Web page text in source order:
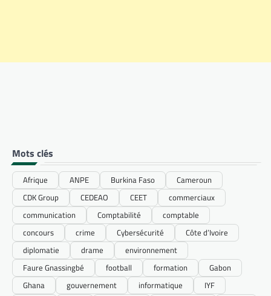
Mots clés
Afrique ANPE Burkina Faso
Cameroun
CDK Group
CEDEAO CEET
commerciaux
communication
Comptabilité
comptable
concours
crime Cybersécurité
Côte d’Ivoire
diplomatie
drame
environnement
Faure Gnassingbé
football formation
Gabon
Ghana
gouvernement informatique
IYF